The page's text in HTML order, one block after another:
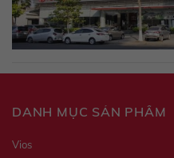
DANH MỤC SẢN PHẨM
Vios